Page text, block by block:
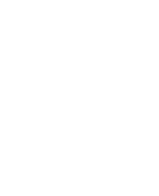
긍정적인 변화가 있었습니다.
처 정보가 포함되어 있습니다.